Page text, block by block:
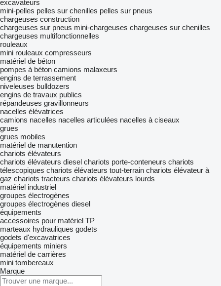
excavateurs
mini-pelles pelles sur chenilles pelles sur pneus
chargeuses construction
chargeuses sur pneus mini-chargeuses chargeuses sur chenilles
chargeuses multifonctionnelles
rouleaux
mini rouleaux compresseurs
matériel de béton
pompes à béton camions malaxeurs
engins de terrassement
niveleuses bulldozers
engins de travaux publics
répandeuses gravillonneurs
nacelles élévatrices
camions nacelles nacelles articulées nacelles à ciseaux
grues
grues mobiles
matériel de manutention
chariots élévateurs
chariots élévateurs diesel chariots porte-conteneurs chariots
télescopiques chariots élévateurs tout-terrain chariots élévateur à
gaz chariots tracteurs chariots élévateurs lourds
matériel industriel
groupes électrogènes
groupes électrogènes diesel
équipements
accessoires pour matériel TP
marteaux hydrauliques godets
godets d'excavatrices
équipements miniers
matériel de carrières
mini tombereaux
Marque